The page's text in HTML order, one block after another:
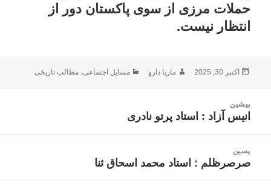
حملات مرزی از سوی پاکستان دور از
انتظار نیست.
ارسال
اکتبر 30, 2025 نویسنده
ماریا دارو دسته‌ها
مسایل اجتماعی،مطالب تاریخی
نوشتهپیشین
نوشته
انیس آزاد : استاد پرتو نادرى
پسین
نوشته
صرصرظلم : استاد محمد اسحاق ثنا